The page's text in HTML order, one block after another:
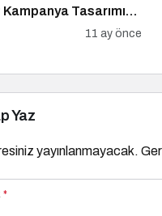
Tasarımı
11 ay önce
Yaz
yayınlanmayacak.
*